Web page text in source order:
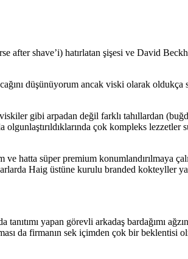
shave’i) hatırlatan şişesi ve David
düşünüyorum ancak viski olarak
gibi arpadan değil farklı tahıllardan
çok kompleks
hatta süper premium konumlandırılmaya
Haig üstüne kurulu branded kokteyller
yapan görevli arkadaş bardağımı
da firmanın sek içimden çok bir beklentisi